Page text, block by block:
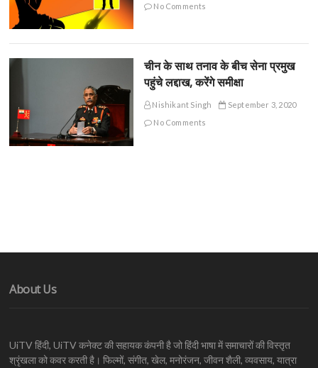
No Comments
चीन के साथ तनाव के बीच सेना प्रमुख
पहुंचे लद्दाख, करेंगे समीक्षा
Nishikant Singh
September 3, 2020
No Comments
About Us
UiTV हिंदी, UiTV कनेक्ट की सहायक कंपनी है जो हिंदी भाषा में समाचारों की विस्तृत
श्रृंखला को कवर करती है। फिल्मों, संगीत, खेल, मनोरंजन, जीवन शैली, व्यवसाय, यात्रा